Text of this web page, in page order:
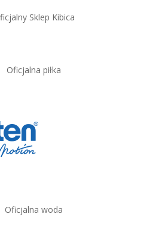
Sklep Kibica
Oficjalna piłka
Oficjalna woda